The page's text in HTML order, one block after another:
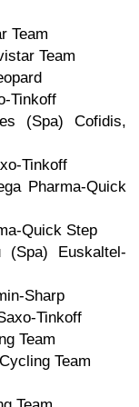
Team
Team
Tinkoff
(Spa) Cofidis,
Tinkoff
Pharma-Quick
Quick Step
Euskaltel-
Sharp
Tinkoff
Team
Team